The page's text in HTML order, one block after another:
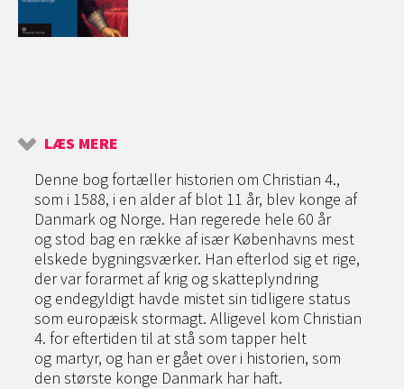
LÆS MERE
Denne bog fortæller historien om Christian 4.,
som i 1588, i en alder af blot 11 år, blev konge af
Danmark og Norge. Han regerede hele 60 år
og stod bag en række af især Københavns mest
elskede bygningsværker. Han efterlod sig et rige,
der var forarmet af krig og skatteplyndring
og endegyldigt havde mistet sin tidligere status
som europæisk stormagt. Alligevel kom Christian
4. for eftertiden til at stå som tapper helt
og martyr, og han er gået over i historien, som
den største konge Danmark har haft.